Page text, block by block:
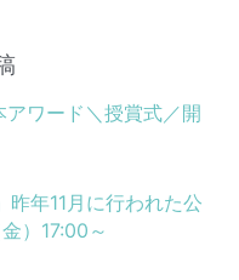
ワード＼授賞式／開
昨年11月に行われた公
）17:00～